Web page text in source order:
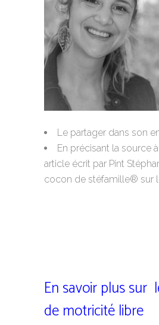
Le partager dans son
En précisant la source
article écrit par Pint
cocon de stéfamille® sur
En savoir plus sur
de motricité libre